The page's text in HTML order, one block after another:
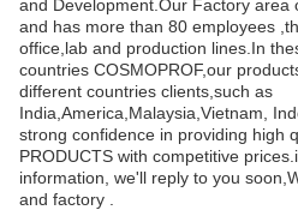
and Development.Our Factory area
and has more than 80 employees
office,lab and production lines.In
countries COSMOPROF,our
different countries clients,such as
India,America,Malaysia,Vietnam,
strong confidence in providing high
PRODUCTS with competitive
information, we'll reply to you
and factory .